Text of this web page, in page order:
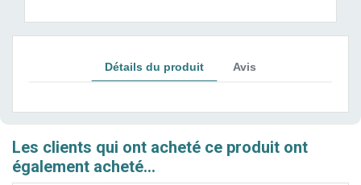
Détails du produit Avis
Les clients qui ont acheté ce produit ont
également acheté...